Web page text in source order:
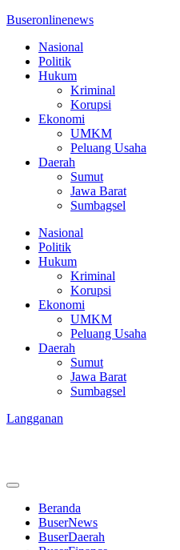
Buseronlinenews
Nasional
Politik
Hukum
Kriminal
Korupsi
Ekonomi
UMKM
Peluang Usaha
Daerah
Sumut
Jawa Barat
Sumbagsel
Nasional
Politik
Hukum
Kriminal
Korupsi
Ekonomi
UMKM
Peluang Usaha
Daerah
Sumut
Jawa Barat
Sumbagsel
Langganan
Beranda
BuserNews
BuserDaerah